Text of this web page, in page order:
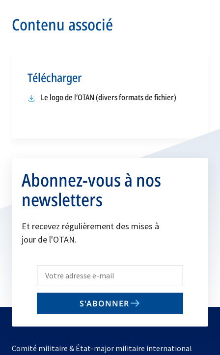
Contenu associé
Télécharger
Le logo de l’OTAN (divers formats de fichier)
Abonnez-vous à nos
newsletters
Et recevez régulièrement des mises à
jour de l'OTAN.
Write
your
email
S'ABONNER
Comité militaire & État-major militaire international